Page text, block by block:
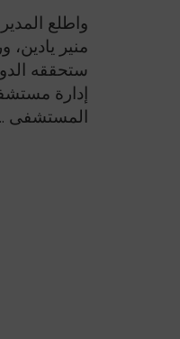
واطلع
منير
ستحققه
إدارة
المستشفى ..